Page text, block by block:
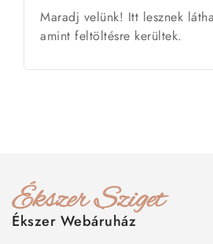
Maradj velünk! Itt lesznek
amint feltöltésre kerültek.
Ékszer Webáruház